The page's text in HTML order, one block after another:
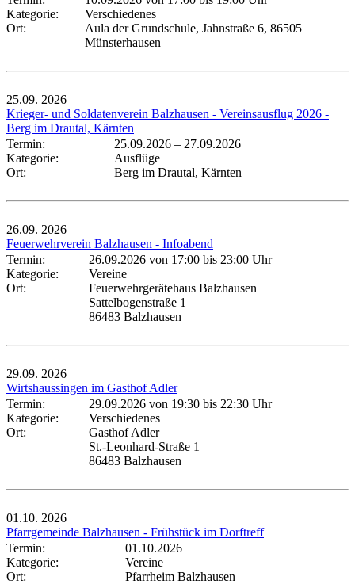
Kategorie:
Verschiedenes
Ort:
Aula der Grundschule, Jahnstraße 6, 86505
Münsterhausen
25.09. 2026
Krieger- und Soldatenverein Balzhausen - Vereinsausflug 2026 -
Berg im Drautal, Kärnten
Termin:
25.09.2026 – 27.09.2026
Kategorie:
Ausflüge
Ort:
Berg im Drautal, Kärnten
26.09. 2026
Feuerwehrverein Balzhausen - Infoabend
Termin:
26.09.2026 von 17:00 bis 23:00 Uhr
Kategorie:
Vereine
Ort:
Feuerwehrgerätehaus Balzhausen
Sattelbogenstraße 1
86483 Balzhausen
29.09. 2026
Wirtshaussingen im Gasthof Adler
Termin:
29.09.2026 von 19:30 bis 22:30 Uhr
Kategorie:
Verschiedenes
Ort:
Gasthof Adler
St.-Leonhard-Straße 1
86483 Balzhausen
01.10. 2026
Pfarrgemeinde Balzhausen - Frühstück im Dorftreff
Termin:
01.10.2026
Kategorie:
Vereine
Ort:
Pfarrheim Balzhausen